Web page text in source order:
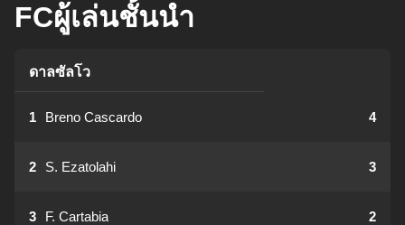
FCผู้เล่นชั้นนำ
ดาลซัลโว
1 Breno Cascardo 4
2 S. Ezatolahi 3
3 F. Cartabia 2